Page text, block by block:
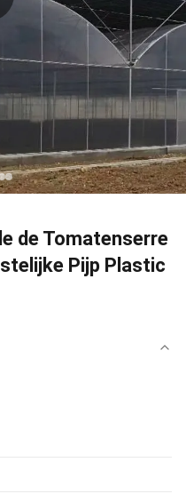
de Tomatenserre
Pijp Plastic